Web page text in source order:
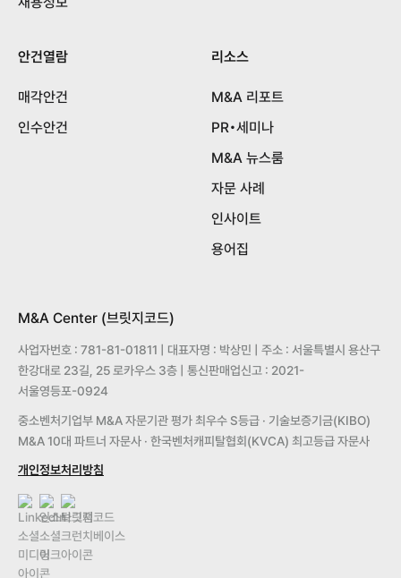
안건열람
매각안건
인수안건
리소스
M&A 리포트
PR•세미나
M&A 뉴스룸
자문 사례
인사이트
용어집
M&A Center (브릿지코드)
사업자번호 : 781-81-01811 | 대표자명 : 박상민 | 주소 : 서울특별시 용산구
한강대로 23길, 25 로카우스 3층 | 통신판매업신고 : 2021-
서울영등포-0924
중소벤처기업부 M&A 자문기관 평가 최우수 S등급 · 기술보증기금(KIBO)
M&A 10대 파트너 자문사 · 한국벤처캐피탈협회(KVCA) 최고등급 자문사
개인정보처리방침